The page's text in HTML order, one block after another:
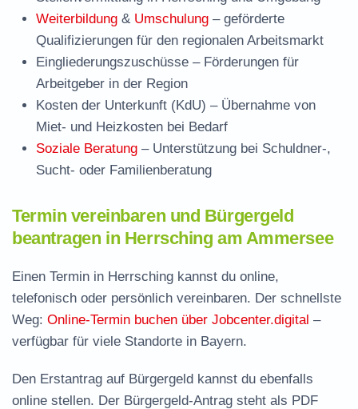
Weiterbildung & Umschulung – geförderte
Qualifizierungen für den regionalen Arbeitsmarkt
Eingliederungszuschüsse – Förderungen für
Arbeitgeber in der Region
Kosten der Unterkunft (KdU) – Übernahme von
Miet- und Heizkosten bei Bedarf
Soziale Beratung – Unterstützung bei Schuldner-,
Sucht- oder Familienberatung
Termin vereinbaren und Bürgergeld
beantragen in Herrsching am Ammersee
Einen Termin in Herrsching kannst du online,
telefonisch oder persönlich vereinbaren. Der schnellste
Weg: Online-Termin buchen über Jobcenter.digital –
verfügbar für viele Standorte in Bayern.
Den Erstantrag auf Bürgergeld kannst du ebenfalls
online stellen. Der Bürgergeld-Antrag steht als PDF